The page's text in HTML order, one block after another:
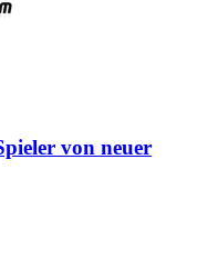
von neuer